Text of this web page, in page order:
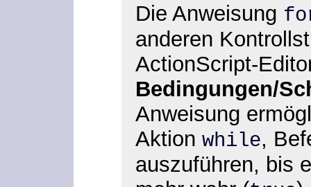
Die Anweisung
anderen
ActionScript-
Bedingungen/
Anweisung
Aktion while,
auszuführen, bis